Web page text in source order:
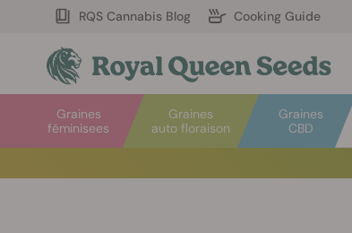
RQS Cannabis Blog Cooking Guide
Graines
auto floraison
Graines
féminisees
Graines
CBD